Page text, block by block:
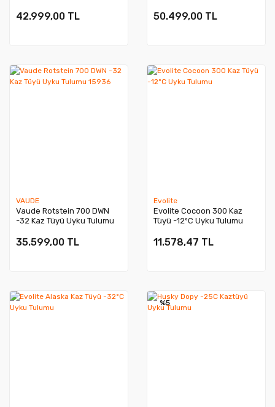
42.999,00 TL 50.499,00 TL
VAUDE
Vaude Rotstein 700 DWN
-32 Kaz Tüyü Uyku Tulumu
35.599,00 TL
Evolite
Evolite Cocoon 300 Kaz
Tüyü -12ºC Uyku Tulumu
11.578,47 TL
%5 Yeni